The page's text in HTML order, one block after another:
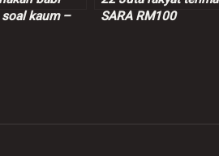
kaum –
SARA RM100